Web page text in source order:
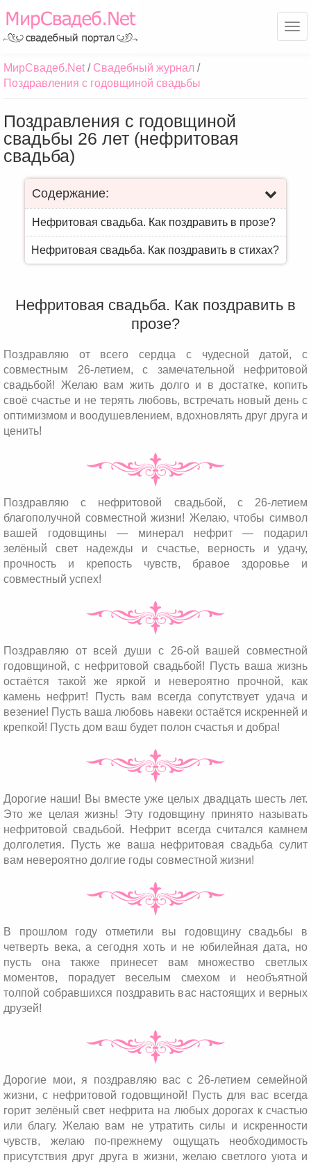
МирСвадеб.Net
Свадебный журнал
Поздравления с годовщиной свадьбы
Поздравления с годовщиной
свадьбы 26 лет (нефритовая
свадьба)
Содержание:
Нефритовая свадьба. Как поздравить в прозе?
Нефритовая свадьба. Как поздравить в стихах?
Нефритовая свадьба. Как поздравить в
прозе?
Поздравляю от всего сердца с чудесной датой, с
совместным 26-летием, с замечательной нефритовой
свадьбой! Желаю вам жить долго и в достатке, копить
своё счастье и не терять любовь, встречать новый день с
оптимизмом и воодушевлением, вдохновлять друг друга и
ценить!
Поздравляю с нефритовой свадьбой, с 26-летием
благополучной совместной жизни! Желаю, чтобы символ
вашей годовщины — минерал нефрит — подарил
зелёный свет надежды и счастье, верность и удачу,
прочность и крепость чувств, бравое здоровье и
совместный успех!
Поздравляю от всей души с 26-ой вашей совместной
годовщиной, с нефритовой свадьбой! Пусть ваша жизнь
остаётся такой же яркой и невероятно прочной, как
камень нефрит! Пусть вам всегда сопутствует удача и
везение! Пусть ваша любовь навеки остаётся искренней и
крепкой! Пусть дом ваш будет полон счастья и добра!
Дорогие наши! Вы вместе уже целых двадцать шесть лет.
Это же целая жизнь! Эту годовщину принято называть
нефритовой свадьбой. Нефрит всегда считался камнем
долголетия. Пусть же ваша нефритовая свадьба сулит
вам невероятно долгие годы совместной жизни!
В прошлом году отметили вы годовщину свадьбы в
четверть века, а сегодня хоть и не юбилейная дата, но
пусть она также принесет вам множество светлых
моментов, порадует веселым смехом и необъятной
толпой собравшихся поздравить вас настоящих и верных
друзей!
Дорогие мои, я поздравляю вас с 26-летием семейной
жизни, с нефритовой годовщиной! Пусть для вас всегда
горит зелёный свет нефрита на любых дорогах к счастью
или благу. Желаю вам не утратить силы и искренности
чувств, желаю по-прежнему ощущать необходимость
присутствия друг друга в жизни, желаю светлого уюта и